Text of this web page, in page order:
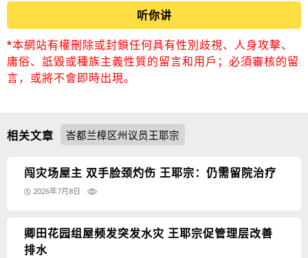
听你讲
*本網站有權刪除或封鎖任何具有性別歧視、人身攻擊、
庸俗、詆毀或種族主義性質的留言和用戶；必須審核的留
言，或將不會即時出現。
相关文章 峇都兰樟区州议员王耶宗
闯灾场屋主 双手脸颈灼伤 王耶宗：仍需留院治疗
2026年7月8日
卿田花园组屋频发突发水灾 王耶宗促管理层改善
排水